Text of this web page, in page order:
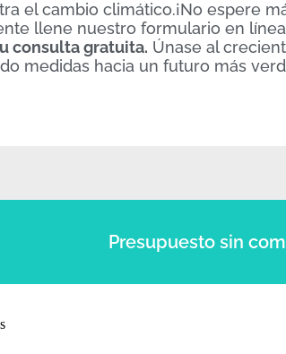
el cambio climático.¡No espere
llene nuestro formulario en
consulta gratuita. Únase al
medidas hacia un futuro más
Presupuesto sin